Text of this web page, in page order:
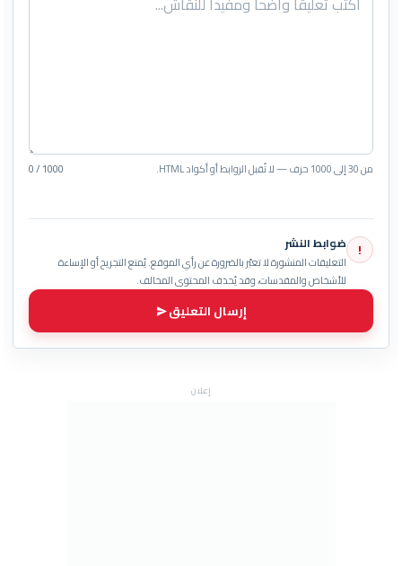
من 30 إلى 1000 حرف — لا تُقبل الروابط أو أكواد HTML. 0 / 1000
! ضوابط النشر
التعليقات المنشورة لا تعبّر بالضرورة عن رأي الموقع. يُمنع التجريح أو الإساءة
للأشخاص والمقدسات، وقد يُحذف المحتوى المخالف.
إرسال التعليق
إعلان